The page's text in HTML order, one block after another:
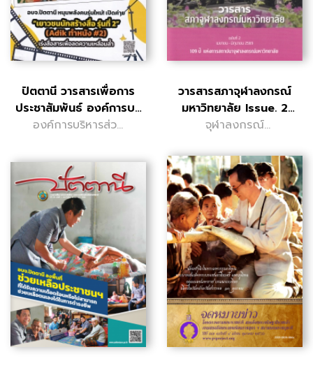
ปัตตานี วารสารเพื่อการ
ประชาสัมพันธ์ องค์การบริ
หารส..
องค์การบริหารส่วน
วารสารสภาจุฬาลงกรณ์
มหาวิทยาลัย Issue. 2
เมษายน - ม..
จุฬาลงกรณ์
สำนักงานสภา
มหาวิทยาลัย